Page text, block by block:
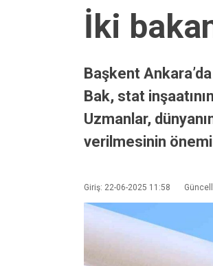
İki
Başkent
Bak, stat
Uzmanlar,
verilmesinin
Giriş: 22-06-2025 11:58